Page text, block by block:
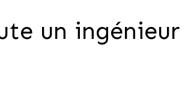
un